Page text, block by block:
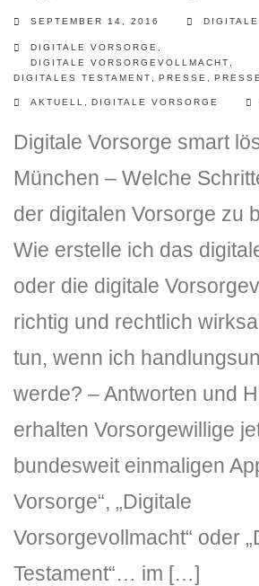
SEPTEMBER 14, 2016
DIGITALE VORSORGE
DIGITALE VORSORGEVOLLMACHT
DIGITALES TESTAMENT
PRESSE
AKTUELL DIGITALE VORSORGE
Digitale Vorsorge smart
München – Welche
der digitalen Vorsorge zu
Wie erstelle ich das
oder die digitale
richtig und rechtlich
tun, wenn ich
werde? – Antworten und
erhalten Vorsorgewillige
bundesweit einmaligen
Vorsorge“, „Digitale
Vorsorgevollmacht“ oder
Testament“… im […]